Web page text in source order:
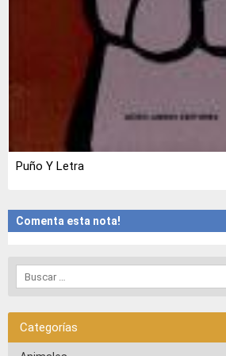
Puño Y Letra
Comenta esta nota!
Categorías